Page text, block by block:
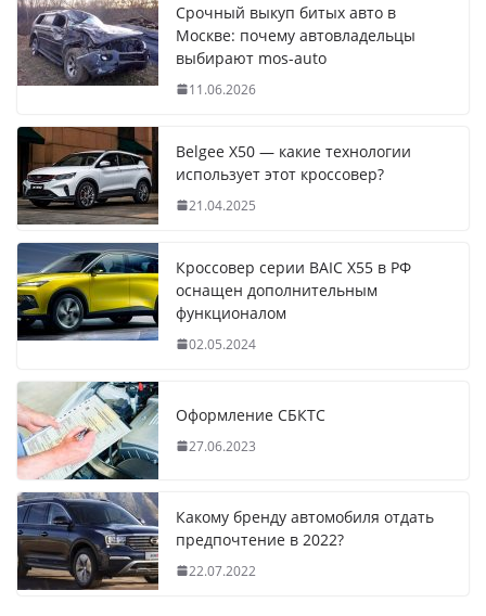
Срочный выкуп битых авто в
Москве: почему автовладельцы
выбирают mos-auto
11.06.2026
Belgee X50 — какие технологии
использует этот кроссовер?
21.04.2025
Кроссовер серии BAIC X55 в РФ
оснащен дополнительным
функционалом
02.05.2024
Оформление СБКТС
27.06.2023
Какому бренду автомобиля отдать
предпочтение в 2022?
22.07.2022